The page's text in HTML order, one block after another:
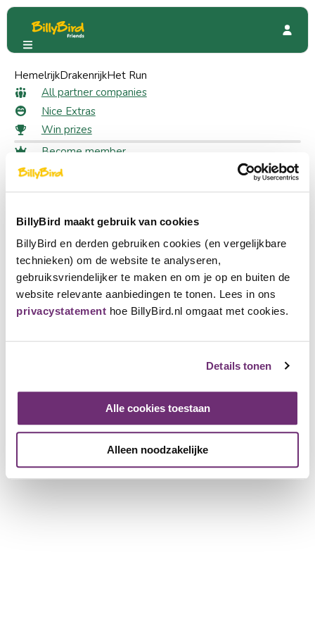
BillyBird maakt gebruik van cookies
BillyBird en derden gebruiken cookies (en vergelijkbare
technieken) om de website te analyseren,
gebruiksvriendelijker te maken en om je op en buiten de
website relevante aanbiedingen te tonen. Lees in ons
privacystatement hoe BillyBird.nl omgaat met cookies.
Details tonen
Alle cookies toestaan
Alleen noodzakelijke
HemelrijkDrakenrijkHet Run
All partner companies
Nice Extras
Win prizes
Become member
Login
Choose a language
Nederlands
English
Deutsch
Become partner
Stichting museum Krona
4 likes
Stichting museum Krona
2nd coffee free
Quickly to
All partner companies
Nice Extras
Win prizes
Operation of beach baths
For partner companies